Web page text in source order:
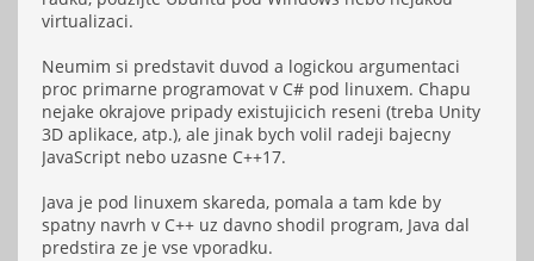
virtualizaci.
Neumim si predstavit duvod a logickou argumentaci
proc primarne programovat v C# pod linuxem. Chapu
nejake okrajove pripady existujicich reseni (treba Unity
3D aplikace, atp.), ale jinak bych volil radeji bajecny
JavaScript nebo uzasne C++17.
Java je pod linuxem skareda, pomala a tam kde by
spatny navrh v C++ uz davno shodil program, Java dal
predstira ze je vse vporadku.